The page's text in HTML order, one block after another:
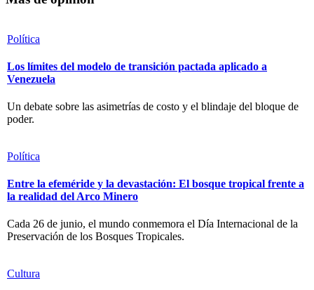
Política
Los límites del modelo de transición pactada aplicado a
Venezuela
Un debate sobre las asimetrías de costo y el blindaje del bloque de
poder.
Política
Entre la efeméride y la devastación: El bosque tropical frente a
la realidad del Arco Minero
Cada 26 de junio, el mundo conmemora el Día Internacional de la
Preservación de los Bosques Tropicales.
Cultura